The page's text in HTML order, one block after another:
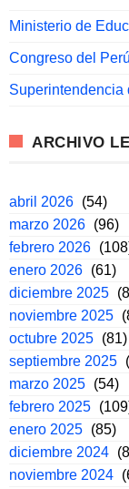
Ministerio de
Congreso del Perú
Superintendencia
ARCHIVO
abril 2026 (54)
marzo 2026 (96)
febrero 2026
enero 2026 (61)
diciembre 2025
noviembre 2025
octubre 2025 (81)
septiembre 2025
marzo 2025 (54)
febrero 2025
enero 2025 (85)
diciembre 2024
noviembre 2024